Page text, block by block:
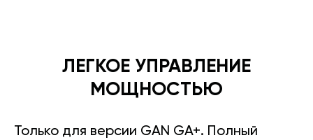
ЛЕГКОЕ УПРАВЛЕНИЕ
МОЩНОСТЬЮ
Только для версии GAN GA+. Полный